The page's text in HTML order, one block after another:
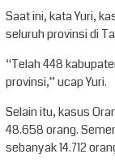
Saat ini, kata Yuri,
seluruh provinsi di
“Telah 448
provinsi,” ucap Yuri.
Selain itu, kasus
48.658 orang.
sebanyak 14.712